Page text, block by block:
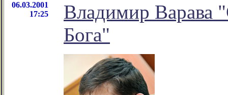
06.03.2001
17:25
Владимир Варава
Бога"